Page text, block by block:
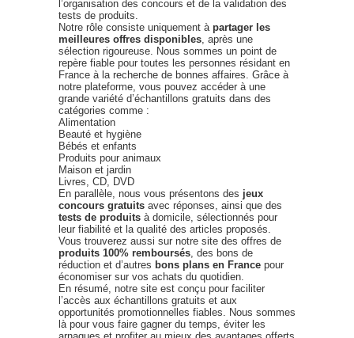
l’organisation des concours et de la validation des
tests de produits.
Notre rôle consiste uniquement à partager les
meilleures offres disponibles , après une
sélection rigoureuse. Nous sommes un point de
repère fiable pour toutes les personnes résidant en
France à la recherche de bonnes affaires. Grâce à
notre plateforme, vous pouvez accéder à une
grande variété d’échantillons gratuits dans des
catégories comme :
Alimentation
Beauté et hygiène
Bébés et enfants
Produits pour animaux
Maison et jardin
Livres, CD, DVD
En parallèle, nous vous présentons des jeux
concours gratuits avec réponses, ainsi que des
tests de produits à domicile, sélectionnés pour
leur fiabilité et la qualité des articles proposés.
Vous trouverez aussi sur notre site des offres de
produits 100% remboursés , des bons de
réduction et d’autres bons plans en France pour
économiser sur vos achats du quotidien.
En résumé, notre site est conçu pour faciliter
l’accès aux échantillons gratuits et aux
opportunités promotionnelles fiables. Nous sommes
là pour vous faire gagner du temps, éviter les